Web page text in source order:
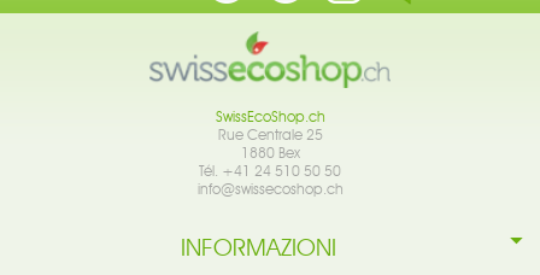
SwissEcoShop.ch
Rue Centrale 25
1880 Bex
Tél. +41 24 510 50 50
info@swissecoshop.ch
INFORMAZIONI